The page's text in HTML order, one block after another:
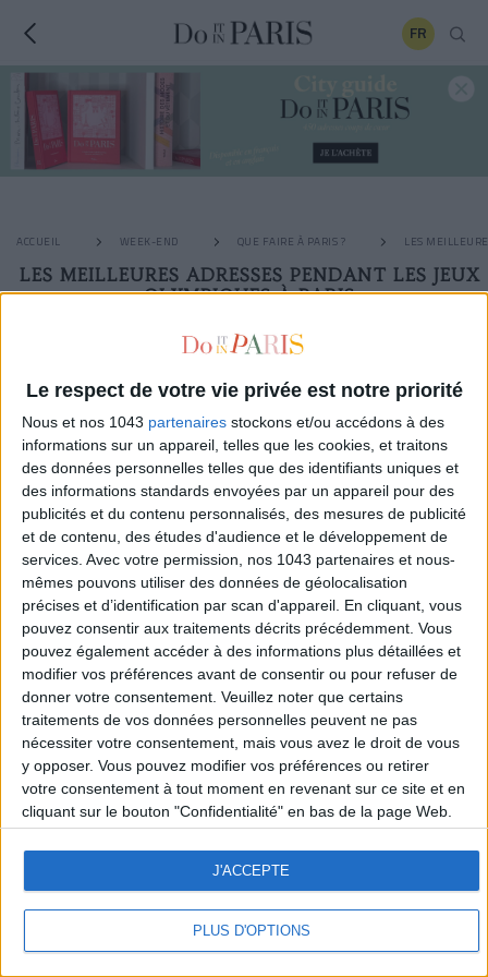
Le respect de votre vie privée est notre priorité
Nous et nos 1043 partenaires stockons et/ou accédons à des
informations sur un appareil, telles que les cookies, et traitons
des données personnelles telles que des identifiants uniques et
des informations standards envoyées par un appareil pour des
publicités et du contenu personnalisés, des mesures de publicité
et de contenu, des études d'audience et le développement de
services. Avec votre permission, nos 1043 partenaires et nous-
mêmes pouvons utiliser des données de géolocalisation
précises et d’identification par scan d'appareil. En cliquant, vous
pouvez consentir aux traitements décrits précédemment. Vous
pouvez également accéder à des informations plus détaillées et
modifier vos préférences avant de consentir ou pour refuser de
donner votre consentement. Veuillez noter que certains
traitements de vos données personnelles peuvent ne pas
nécessiter votre consentement, mais vous avez le droit de vous
y opposer. Vous pouvez modifier vos préférences ou retirer
votre consentement à tout moment en revenant sur ce site et en
cliquant sur le bouton "Confidentialité" en bas de la page Web.
PLUS D'OPTIONS
J'ACCEPTE
FR
ACCUEIL WEEK-END QUE FAIRE À PARIS ? LES
LES MEILLEURES ADRESSES PENDANT LES JEUX
OLYMPIQUES À PARIS